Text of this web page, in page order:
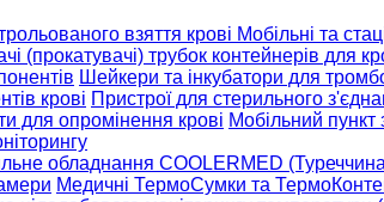
взяття крові Мобільні та
(прокатувачі) трубок контейнерів для
Шейкери та інкубатори для
крові Пристрої для стерильного
для опромінення крові Мобільний пункт
обладнання COOLERMED
Медичні ТермоСумки та